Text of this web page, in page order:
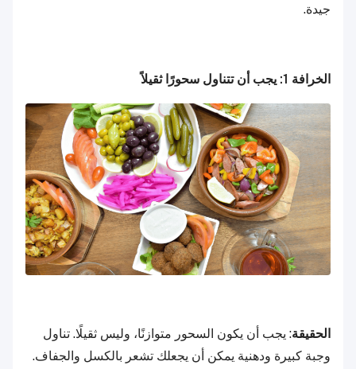
جيدة.
الخرافة 1: يجب أن تتناول سحورًا ثقيلاً
الحقيقة: يجب أن يكون السحور متوازنًا، وليس ثقيلًا. تناول
وجبة كبيرة ودهنية يمكن أن يجعلك تشعر بالكسل والجفاف.